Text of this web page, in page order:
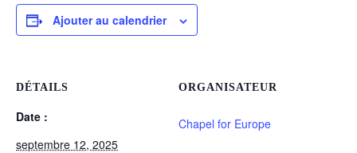
Ajouter au calendrier
DÉTAILS
Date :
septembre 12, 2025
ORGANISATEUR
Chapel for Europe